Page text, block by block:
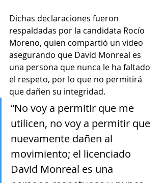
Dichas declaraciones fueron
respaldadas por la candidata Rocío
Moreno, quien compartió un video
asegurando que David Monreal es
una persona que nunca le ha faltado
el respeto, por lo que no permitirá
que dañen su integridad.
“No voy a permitir que me
utilicen, no voy a permitir que
nuevamente dañen al
movimiento; el licenciado
David Monreal es una